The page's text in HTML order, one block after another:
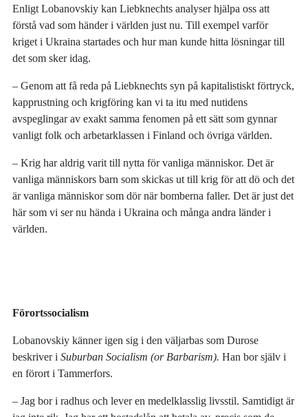
Enligt Lobanovskiy kan Liebknechts analyser hjälpa oss att
förstå vad som händer i världen just nu. Till exempel varför
kriget i Ukraina startades och hur man kunde hitta lösningar till
det som sker idag.
‒ Genom att få reda på Liebknechts syn på kapitalistiskt förtryck,
kapprustning och krigföring kan vi ta itu med nutidens
avspeglingar av exakt samma fenomen på ett sätt som gynnar
vanligt folk och arbetarklassen i Finland och övriga världen.
‒ Krig har aldrig varit till nytta för vanliga människor. Det är
vanliga människors barn som skickas ut till krig för att dö och det
är vanliga människor som dör när bomberna faller. Det är just det
här som vi ser nu hända i Ukraina och många andra länder i
världen.
Förortssocialism
Lobanovskiy känner igen sig i den väljarbas som Durose
beskriver iSuburban Socialism (or Barbarism).Han bor själv i
en förort i Tammerfors.
‒ Jag bor i radhus och lever en medelklasslig livsstil. Samtidigt är